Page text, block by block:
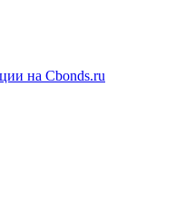
консультантов
на Cbonds.ru